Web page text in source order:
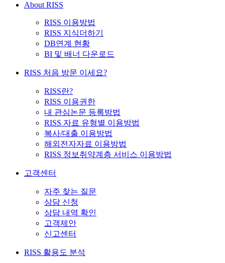
About RISS
RISS 이용방법
RISS 지식더하기
DB연계 현황
BI 및 배너 다운로드
RISS 처음 방문 이세요?
RISS란?
RISS 이용권한
내 관심논문 등록방법
RISS 자료 유형별 이용방법
복사/대출 이용방법
해외전자자료 이용방법
RISS 정보취약계층 서비스 이용방법
고객센터
자주 찾는 질문
상담 신청
상담 내역 확인
고객제안
신고센터
RISS 활용도 분석